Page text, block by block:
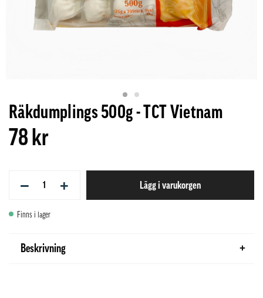
Räkdumplings 500g - TCT Vietnam
78 kr
− + Lägg i varukorgen
Finns i lager
Beskrivning